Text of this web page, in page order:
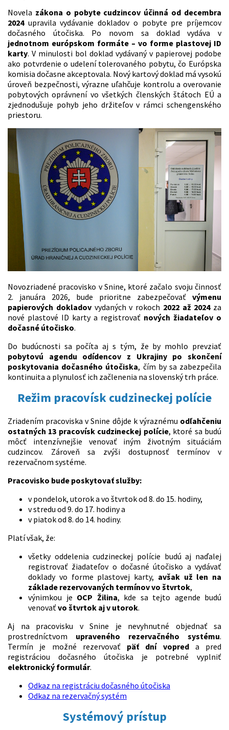
Novela zákona o pobyte cudzincov účinná od decembra
2024upravila vydávanie dokladov o pobyte pre príjemcov
dočasného útočiska. Po novom sa doklad vydáva v
jednotnom európskom formáte – vo forme plastovej ID
karty. V minulosti bol doklad vydávaný v papierovej podobe
ako potvrdenie o udelení tolerovaného pobytu, čo Európska
komisia dočasne akceptovala. Nový kartový doklad má vysokú
úroveň bezpečnosti, výrazne uľahčuje kontrolu a overovanie
pobytových oprávnení vo všetkých členských štátoch EÚ a
zjednodušuje pohyb jeho držiteľov v rámci schengenského
priestoru.
Novozriadené pracovisko v Snine, ktoré začalo svoju činnosť
2. januára 2026, bude prioritne zabezpečovať výmenu
papierových dokladovvydaných v rokoch 2022 až 2024za
nové plastové ID karty a registrovať nových žiadateľov o
dočasné útočisko.
Do budúcnosti sa počíta aj s tým, že by mohlo prevziať
pobytovú agendu odídencov z Ukrajiny po skončení
poskytovania dočasného útočiska, čím by sa zabezpečila
kontinuita a plynulosť ich začlenenia na slovenský trh práce.
Režim pracovísk cudzineckej polície
Zriadením pracoviska v Snine dôjde k výraznému odľahčeniu
ostatných 13 pracovísk cudzineckej polície, ktoré sa budú
môcť intenzívnejšie venovať iným životným situáciám
cudzincov. Zároveň sa zvýši dostupnosť termínov v
rezervačnom systéme.
Pracovisko bude poskytovať služby:
v pondelok, utorok a vo štvrtok od 8. do 15. hodiny,
v stredu od 9. do 17. hodiny a
v piatok od 8. do 14. hodiny.
Platí však, že:
všetky oddelenia cudzineckej polície budú aj naďalej
registrovať žiadateľov o dočasné útočisko a vydávať
doklady vo forme plastovej karty, avšak už len na
základe rezervovaných termínov vo štvrtok,
výnimkou je OCP Žilina, kde sa tejto agende budú
venovať vo štvrtok aj v utorok.
Aj na pracovisku v Snine je nevyhnutné objednať sa
prostredníctvom upraveného rezervačného systému.
Termín je možné rezervovať päť dní vopreda pred
registráciou dočasného útočiska je potrebné vyplniť
elektronický formulár.
Odkaz na registráciu dočasného útočiska
Odkaz na rezervačný systém
Systémový prístup